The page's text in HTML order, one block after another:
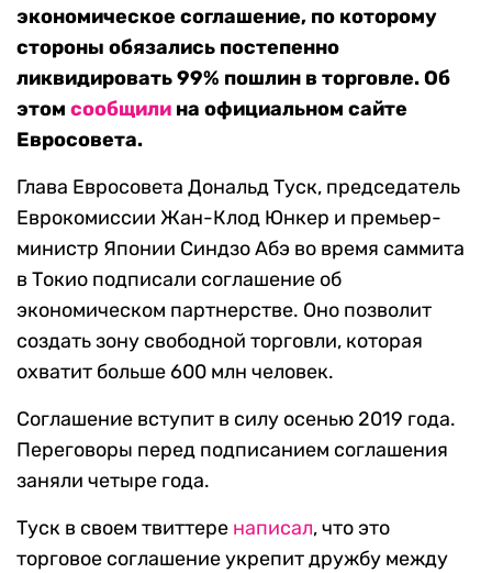
экономическое соглашение, по которому
стороны обязались постепенно
ликвидировать 99% пошлин в торговле. Об
этом сообщили на официальном сайте
Евросовета.
Глава Евросовета Дональд Туск, председатель
Еврокомиссии Жан-Клод Юнкер и премьер-
министр Японии Синдзо Абэ во время саммита
в Токио подписали соглашение об
экономическом партнерстве. Оно позволит
создать зону свободной торговли, которая
охватит больше 600 млн человек.
Соглашение вступит в силу осенью 2019 года.
Переговоры перед подписанием соглашения
заняли четыре года.
Туск в своем твиттере написал, что это
торговое соглашение укрепит дружбу между